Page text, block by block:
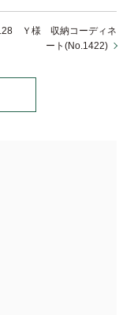
Ｙ様 収納コーディネ
ート(No.1422)